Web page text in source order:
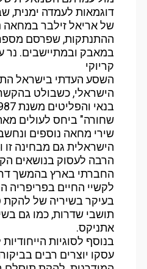
דוגמאות לעמדה ימנית,
של אריאל זילבר במחאה
ההתנתקות, שפרסם
במאבק ובמתיישבים. נר
קריוקי
השסע העדתי בישראל
הישראלי, כשבולט
שחורה" ביחס לעולים
שירי מחאה נוספים
הישראלית גם מבחינה זו
הרבה לעסוק בנושאים
החברתי בארץ בהמשך
לקשיי החיים בפריפריה
בעיקר בשיריה של להקת
תושבי שדרות, כמו גם
אתניקס.
בנוסף לסוגיות
עסקו יוצרים רבים